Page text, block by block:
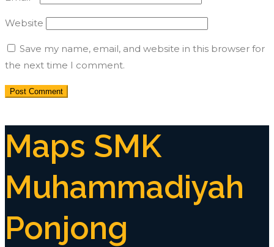
Website
Save my name, email, and website in this browser for
the next time I comment.
Maps SMK
Muhammadiyah
Ponjong